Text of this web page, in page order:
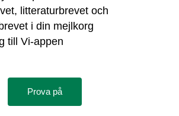
litteraturbrevet och
i din mejlkorg
till Vi-appen
Prova på